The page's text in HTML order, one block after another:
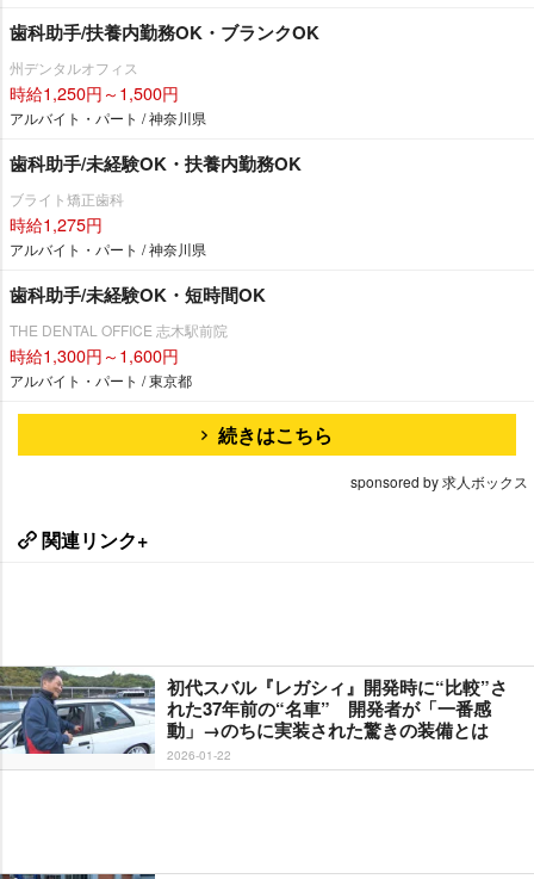
歯科助手/扶養内勤務OK・ブランクOK
州デンタルオフィス
時給1,250円～1,500円
アルバイト・パート / 神奈川県
歯科助手/未経験OK・扶養内勤務OK
ブライト矯正歯科
時給1,275円
アルバイト・パート / 神奈川県
歯科助手/未経験OK・短時間OK
THE DENTAL OFFICE 志木駅前院
時給1,300円～1,600円
アルバイト・パート / 東京都
続きはこちら
sponsored by 求人ボックス
関連リンク+
初代スバル『レガシィ』開発時に“比較”さ
れた37年前の“名車” 開発者が「一番感
動」→のちに実装された驚きの装備とは
2026-01-22